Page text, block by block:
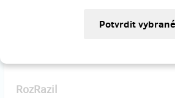
Vyberte si odměnu za
RozRazil